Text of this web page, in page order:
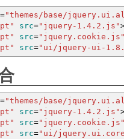
="themes/base/
src="jquery-1.4.2.js"
src=
src="ui/jquery-ui-
="themes/base/
src="jquery-1.4.2.js"
src=
src="ui/